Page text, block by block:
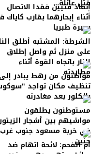
قتل عائلة...
إنقاذ فتيين فقدا الاتصال
أثناء إبحارهما بقارب كاياك
بحيرة طبريا
الشرطة: المشتبه أطلق
على منزل ثم واصل إطلاق
النار باتجاه القوة أثناء
مطاردته
مواطنون من رهط يبادر إلى
تنظيف مكان تواجد
بالكلور بعد مغادرته
مستوطنون يطلقون
مواشيهم بين أشجار
في خربة مسعود جنوب غرب
جنين
أم الفحم: لائحة اتهام ضد